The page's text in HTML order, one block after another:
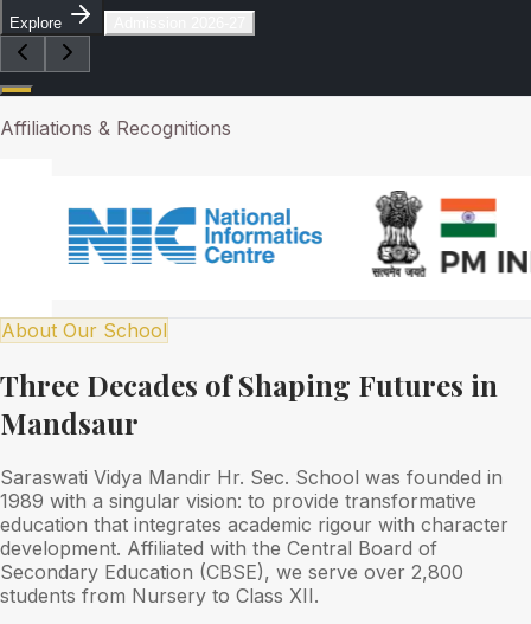
Explore
Affiliations & Recognitions
About Our School
Three Decades of Shaping Futures in
Mandsaur
Saraswati Vidya Mandir Hr. Sec. School was founded in
1989 with a singular vision: to provide transformative
education that integrates academic rigour with character
development. Affiliated with the Central Board of
Secondary Education (CBSE), we serve over 2,800
students from Nursery to Class XII.